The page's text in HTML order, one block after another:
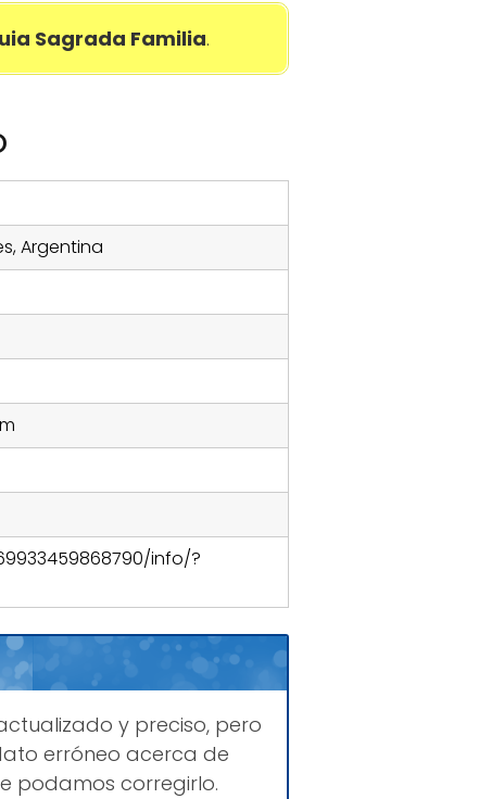
Sagrada Familia.
Argentina
info/?
y preciso, pero
erróneo acerca de
podamos corregirlo.